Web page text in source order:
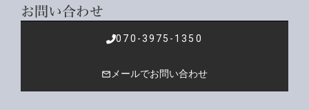
お問い合わせ
070-3975-1350
mail_outline メールでお問い合わせ